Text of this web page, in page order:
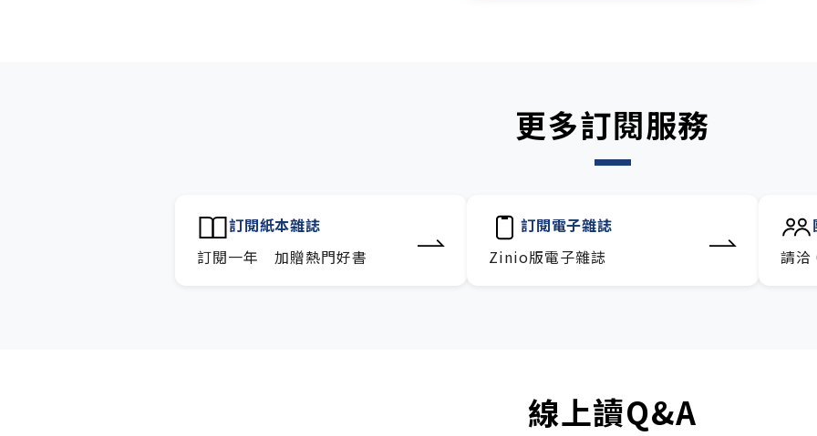
訂閱到期自動扣款。
每月下載編輯整理精華知識包。
更多訂閱服務
訂閱紙本雜誌
訂閱一年 加贈熱門好書
訂閱電子雜誌
Zinio版電子雜誌
請
線上讀Q&A